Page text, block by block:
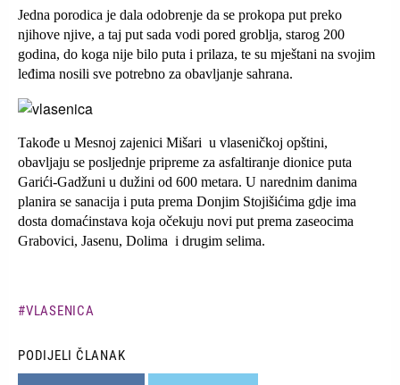
Jedna porodica je dala odobrenje da se prokopa put preko
njihove njive, a taj put sada vodi pored groblja, starog 200
godina, do koga nije bilo puta i prilaza, te su mještani na svojim
leđima nosili sve potrebno za obavljanje sahrana.
Slika
Takođe u Mesnoj zajenici Mišari u vlaseničkoj opštini,
obavljaju se posljednje pripreme za asfaltiranje dionice puta
Garići-Gadžuni u dužini od 600 metara. U narednim danima
planira se sanacija i puta prema Donjim Stojišićima gdje ima
dosta domaćinstava koja očekuju novi put prema zaseocima
Grabovici, Jasenu, Dolima i drugim selima.
VLASENICA
PODIJELI ČLANAK